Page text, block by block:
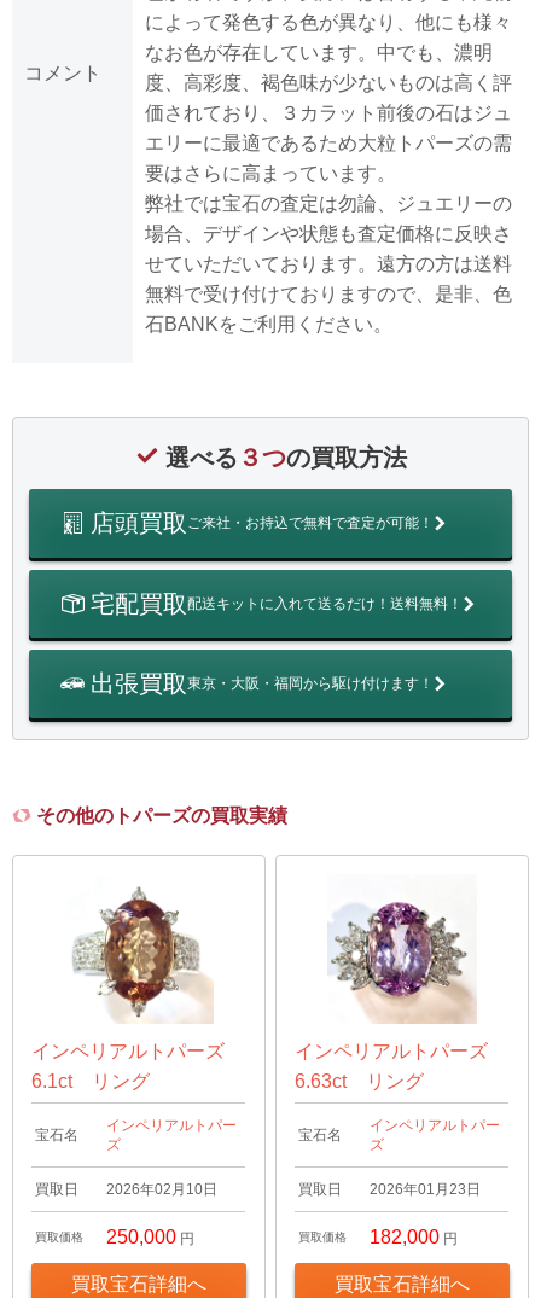
コメント
によって発色する色が異なり、他にも様々
なお色が存在しています。中でも、濃明
度、高彩度、褐色味が少ないものは高く評
価されており、３カラット前後の石はジュ
エリーに最適であるため大粒トパーズの需
要はさらに高まっています。
弊社では宝石の査定は勿論、ジュエリーの
場合、デザインや状態も査定価格に反映さ
せていただいております。遠方の方は送料
無料で受け付けておりますので、是非、色
石BANKをご利用ください。
選べる ３つの買取方法
店頭買取 ご来社・お持込で無料で査定が可能！
宅配買取配送キットに入れて送るだけ！送料無料！
出張買取東京・大阪・福岡から駆け付けます！
その他のトパーズの買取実績
インペリアルトパーズ
6.1ct リング
宝石名
インペリアルトパー
ズ
買取日 2026年02月10日
買取価格 250,000 円
買取宝石詳細へ
インペリアルトパーズ
6.63ct リング
宝石名
インペリアルトパー
ズ
買取日 2026年01月23日
買取価格 182,000 円
買取宝石詳細へ